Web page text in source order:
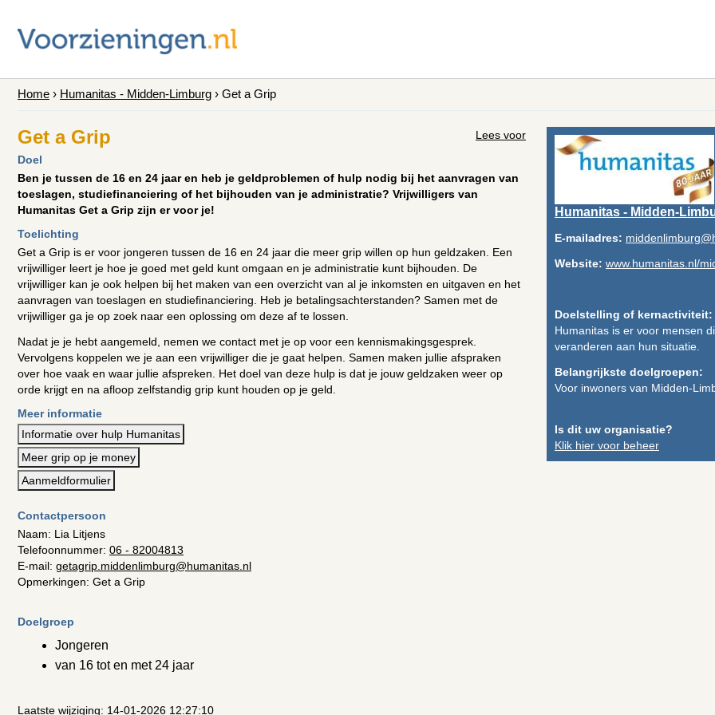
Home › Humanitas - Midden-Limburg › Get a Grip
Lees voor
Get a Grip
Doel
Ben je tussen de 16 en 24 jaar en heb je geldproblemen of hulp nodig bij het aanvragen van
toeslagen, studiefinanciering of het bijhouden van je administratie? Vrijwilligers van
Humanitas Get a Grip zijn er voor je!
Toelichting
Get a Grip is er voor jongeren tussen de 16 en 24 jaar die meer grip willen op hun geldzaken. Een
vrijwilliger leert je hoe je goed met geld kunt omgaan en je administratie kunt bijhouden. De
vrijwilliger kan je ook helpen bij het maken van een overzicht van al je inkomsten en uitgaven en het
aanvragen van toeslagen en studiefinanciering. Heb je betalingsachterstanden? Samen met de
vrijwilliger ga je op zoek naar een oplossing om deze af te lossen.
Nadat je je hebt aangemeld, nemen we contact met je op voor een kennismakingsgesprek.
Vervolgens koppelen we je aan een vrijwilliger die je gaat helpen. Samen maken jullie afspraken
over hoe vaak en waar jullie afspreken. Het doel van deze hulp is dat je jouw geldzaken weer op
orde krijgt en na afloop zelfstandig grip kunt houden op je geld.
Meer informatie
Informatie over hulp Humanitas
Meer grip op je money
Aanmeldformulier
Contactpersoon
Naam: Lia Litjens
Telefoonnummer: 06 - 82004813
E-mail: getagrip.middenlimburg@humanitas.nl
Opmerkingen: Get a Grip
Doelgroep
Jongeren
van 16 tot en met 24 jaar
Laatste wijziging: 14-01-2026 12:27:10
Humanitas - Midden-
E-mailadres:
Website: www.humanitas.nl/
Doelstelling of kernactiviteit:
Humanitas is er voor mensen
veranderen aan hun situatie.
Belangrijkste doelgroepen:
Voor inwoners van Midden-
Is dit uw organisatie?
Klik hier voor beheer